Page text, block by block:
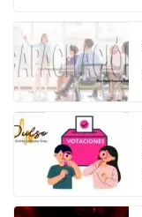
k
c
e
b
o
o
k
itt
er